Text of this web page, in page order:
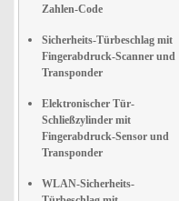
Zahlen-Code
Sicherheits-Türbeschlag mit
Fingerabdruck-Scanner und
Transponder
Elektronischer Tür-
Schließzylinder mit
Fingerabdruck-Sensor und
Transponder
WLAN-Sicherheits-